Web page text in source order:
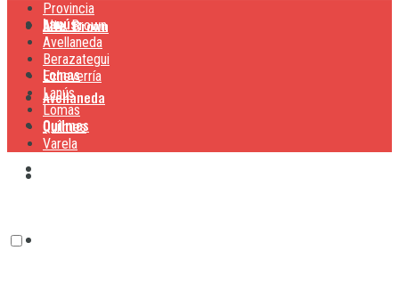
Lanús
Lomas
Quilmes
Alte. Brown
Avellaneda
Provincia
Alte. Brown
Avellaneda
Berazategui
Echeverría
Lanús
Lomas
Quilmes
Varela